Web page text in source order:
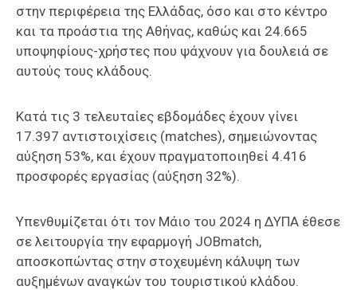
στην περιφέρεια της Ελλάδας, όσο και στο κέντρο
και τα προάστια της Αθήνας, καθώς και 24.665
υποψηφίους-χρήστες που ψάχνουν για δουλειά σε
αυτούς τους κλάδους.
Κατά τις 3 τελευταίες εβδομάδες έχουν γίνει
17.397 αντιστοιχίσεις (matches), σημειώνοντας
αύξηση 53%, και έχουν πραγματοποιηθεί 4.416
προσφορές εργασίας (αύξηση 32%).
Υπενθυμίζεται ότι τον Μάιο του 2024 η ΔΥΠΑ έθεσε
σε λειτουργία την εφαρμογή JOBmatch,
αποσκοπώντας στην στοχευμένη κάλυψη των
αυξημένων αναγκών του τουριστικού κλάδου.